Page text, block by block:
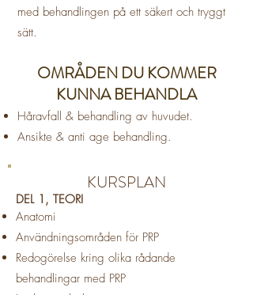
med behandlingen på ett säkert och tryggt
sätt.
OMRÅDEN DU KOMMER
KUNNA BEHANDLA
Håravfall & behandling av huvudet.
Ansikte & anti age behandling.
KURSPLAN
DEL 1, TEORI
Anatomi
Användningsområden för PRP
Redogörelse kring olika rådande
behandlingar med PRP